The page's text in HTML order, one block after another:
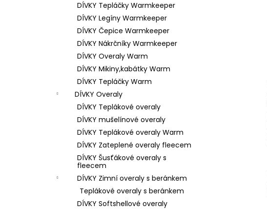
DÍVKY Tepláčky Warmkeeper
DÍVKY Legíny Warmkeeper
DÍVKY Čepice Warmkeeper
DÍVKY Nákrčníky Warmkeeper
DÍVKY Overaly Warm
DÍVKY Mikiny,kabátky Warm
DÍVKY Tepláčky Warm
DÍVKY Overaly
DÍVKY Teplákové overaly
DÍVKY mušelínové overaly
DÍVKY Teplákové overaly Warm
DÍVKY Zateplené overaly fleecem
DÍVKY Šusťákové overaly s
fleecem
DÍVKY Zimní overaly s beránkem
Teplákové overaly s beránkem
DÍVKY Softshellové overaly